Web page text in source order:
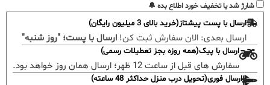
شارژ شد یا تخفیف خورد اطلاع بده 🔔
ارسال با پست پیشتاز(خرید بالای 3 میلیون رایگان)
ارسال بعدی: الان سفارش ثبت کن! ارسال با پست؛ "روز شنبه"
ارسال با پیک(همه روزه بجز تعطیلات رسمی)
سفارش های قبل از ساعت 12 ظهر؛ ارسال همان روز خواهد بود.
ارسال فوری(تحویل درب منزل حداکثر 48 ساعته)